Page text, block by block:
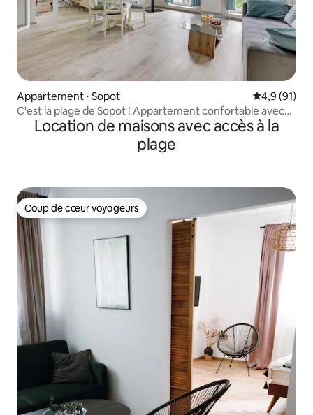
Appartement ⋅ Sopot Évaluation
4,9 (91)
C'est la plage de Sopot ! Appartement confortable avec
parking
Location de maisons avec accès à la
plage
Coup de cœur voyageurs
Coup de cœur voyageurs